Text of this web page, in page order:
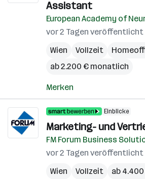
Assistant
European Academy of
vor 2 Tagen veröffentlicht
Wien
Vollzeit
ab 2.200 € monatlich
Merken
Einblicke
Marketing- und
FM Forum Business
vor 2 Tagen veröffentlicht
Wien
Vollzeit ab